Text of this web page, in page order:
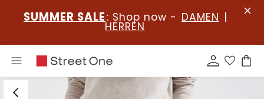
SUMMER SALE : Shop now - DAMEN |
HERREN